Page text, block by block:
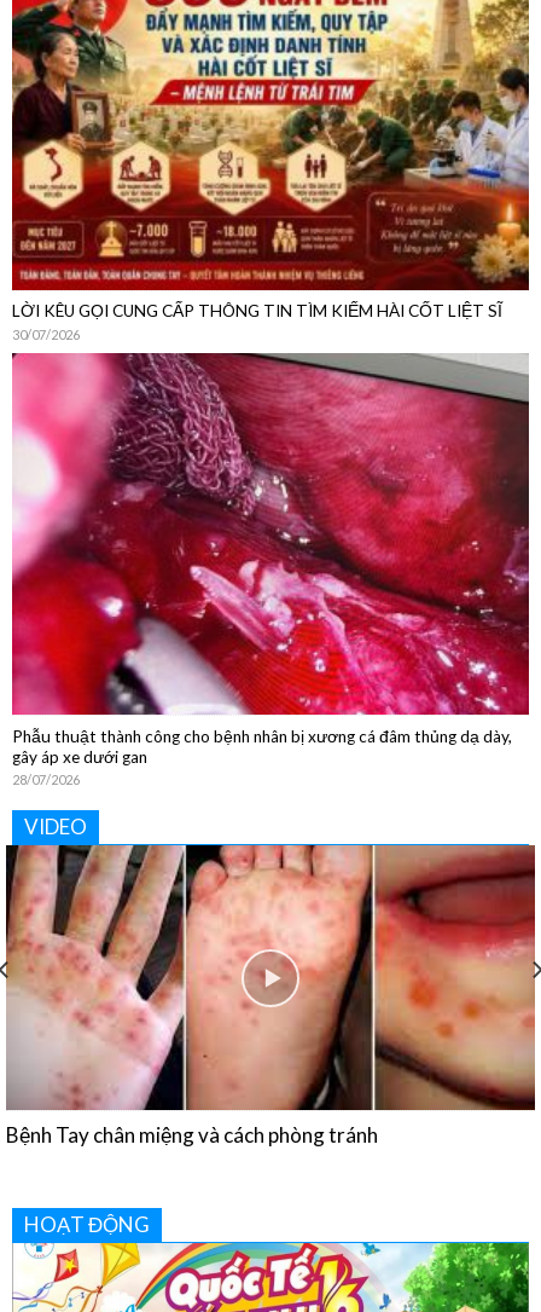
LỜI KÊU GỌI CUNG CẤP THÔNG TIN TÌM KIẾM HÀI CỐT LIỆT SĨ
30/07/2026
Phẫu thuật thành công cho bệnh nhân bị xương cá đâm thủng dạ dày,
gây áp xe dưới gan
28/07/2026
VIDEO
Khoa Vật lý trị liệu và Phục hồi chức năng: “Phục hồi tận
tâm – Nâng tầm cuộc sống”
HOẠT ĐỘNG